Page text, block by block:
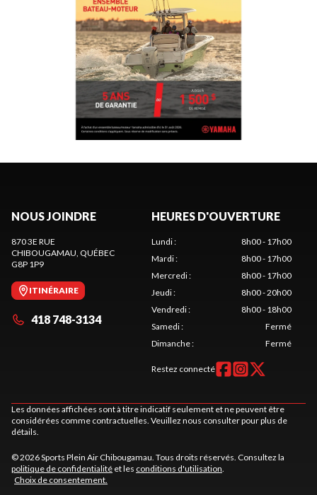
NOUS JOINDRE
870 3E RUE
CHIBOUGAMAU, QUÉBEC
G8P 1P9
ITINÉRAIRE
418 748-3134
HEURES D'OUVERTURE
Lundi:
8h00 - 17h00
Mardi:
8h00 - 17h00
Mercredi:
8h00 - 17h00
Jeudi:
8h00 - 20h00
Vendredi:
8h00 - 18h00
Samedi:
Fermé
Dimanche: Fermé
Restez connecté
Les données affichées sont à titre indicatif seulement et ne peuvent être
considérées comme contractuelles. Veuillez nous consulter pour plus de
détails.
© 2026 Sports Plein Air Chibougamau. Tous droits réservés. Consultez la
politique de confidentialité et les conditions d'utilisation.
Choix de consentement.